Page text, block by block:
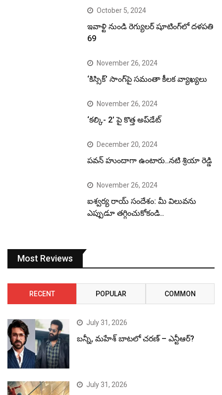
October 5, 2024
ఇవాళ్టి నుండి రెగ్యులర్ షూటింగ్‌లో దళపతి
69
November 26, 2024
‘కిస్సిక్’ సాంగ్‌పై సమంతా కీలక వ్యాఖ్యలు
November 26, 2024
‘కల్కి- 2’ పై కొత్త అప్‌డేట్
December 20, 2024
పవన్ హుందాగా ఉంటారు..నటి శ్రియా రెడ్డి
November 26, 2024
ఐశ్వర్య రాయ్ సందేశం: మీ విలువను
ఎప్పుడూ తగ్గించుకోకండి..
Most Reviews
RECENT POPULAR COMMON
July 31, 2026
బన్నీ, మహేశ్ బాటలో చరణ్ – ఎన్టీఆర్?
July 31, 2026